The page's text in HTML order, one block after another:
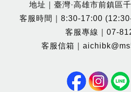
地址｜臺灣·高雄市前鎮區
客服時間｜8:30-17:00
客服專線｜07-
客服信箱｜